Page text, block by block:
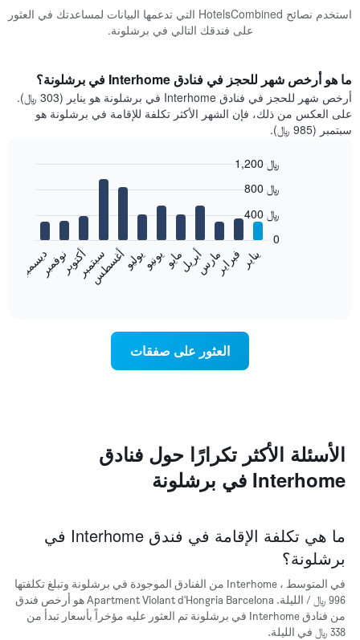
استخدم نصائح HotelsCombined التي تدعمها البيانات لمساعدتك في العثور
على فندقك التالي في برشلونة.
ما هو أرخص شهر للحجز في فنادق Interhome في برشلونة؟
أرخص شهر للحجز في فنادق Interhome في برشلونة هو يناير (303 ﷼).
على العكس من ذلك، فإن الشهر الأكثر تكلفة للإقامة في برشلونة هو
سبتمبر (985 ﷼).
X
الذي
يعرض
التالي
محور
Y
الذي
يعرض
متوسط
ينايرفبرايرمارسأبريلمايويونيويوليوأغسطس
سبتمبرأكتوبرنوفمبر
ديسمبر
0
400 ﷼
800 ﷼
1,200 ﷼
العثور على صفقات
الأسئلة الأكثر تكرارًا حول فنادق
Interhome في برشلونة
ما هي تكلفة الإقامة في فندق Interhome في
برشلونة؟
في المتوسط ، Interhome من الفنادق الموجودة في برشلونة وتبلغ تكلفتها
996 ﷼ / الليلة. Apartment Violant d'Hongria Barcelona هو أرخص فندق
من فنادق Interhome في برشلونة تم العثور عليه مؤخراً بأسعار تبدأ من
338 ﷼ في الليلة.